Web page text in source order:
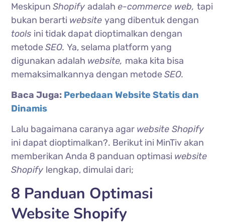
MeskipunShopifyadalah e-commerce web,tapi
bukan berarti websiteyang dibentuk dengan
tools ini tidak dapat dioptimalkan dengan
metodeSEO.Ya, selama platform yang
digunakan adalah website, maka kita bisa
memaksimalkannya dengan metodeSEO.
Baca Juga: Perbedaan Website Statis dan
Dinamis
Lalu bagaimana caranya agar website Shopify
ini dapat dioptimalkan?. Berikut ini MinTiv akan
memberikan Anda 8 panduan optimasi website
Shopify lengkap, dimulai dari;
8 Panduan Optimasi
Website Shopify